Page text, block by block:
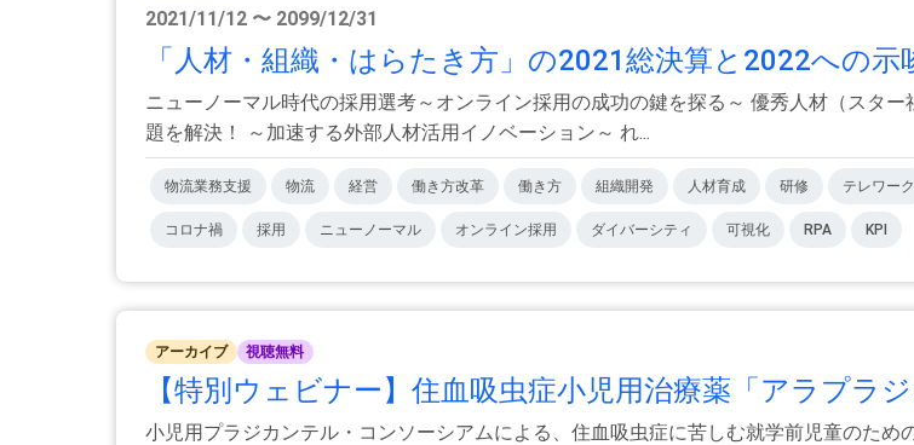
2021/11/12 〜 2099/12/31
「人材・組織・はらたき方」の2021総決算と2022への示
ニューノーマル時代の採用選考～オンライン採用の成功の鍵を探る～ 優秀人材（スタ
題を解決！ ～加速する外部人材活用イノベーション～ れ...
物流業務支援 物流 経営 働き方改革 働き方 組織開発 人材育成 研修 テレワーク
コロナ禍 採用 ニューノーマル オンライン採用 ダイバーシティ 可視化 RPA KPI
アーカイブ 視聴無料
【特別ウェビナー】住血吸虫症小児用治療薬「アラプラ
小児用プラジカンテル・コンソーシアムによる、住血吸虫症に苦しむ就学前児童のた